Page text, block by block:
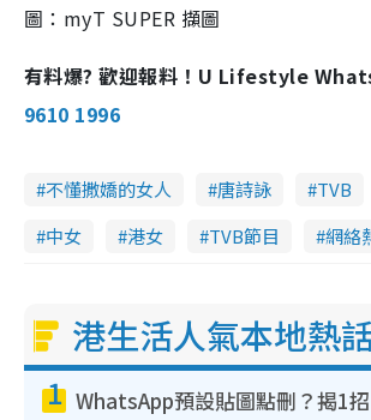
圖：myT SUPER 擷圖
有料爆? 歡迎報料！U Lifestyle
9610 1996
不懂撒嬌的女人 唐詩詠 TVB
中女
港女 TVB節目 網絡
港生活人氣本地熱
1